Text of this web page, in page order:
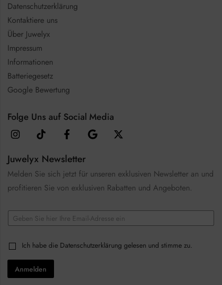
Datenschutzerklärung
Kontaktiere uns
Über Juwelyx
Impressum
Informationen
Batteriegesetz
Google Bewertung
Folge Uns auf Social Media
Juwelyx Newsletter
Melden Sie sich jetzt für unseren exklusiven Newsletter an und
profitieren Sie von exklusiven Rabatten und Angeboten.
E
m
lE
a
l
C
h
e
k
Ich habe die Datenschutzerklärung gelesen und stimme zu.
Anmelden